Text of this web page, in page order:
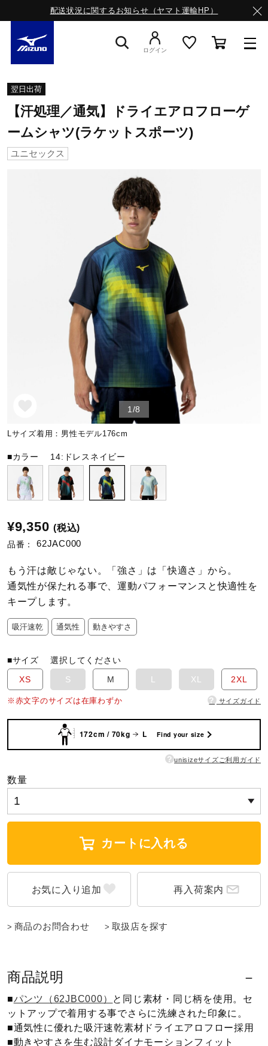
配送状況に関するお知らせ（ヤマト運輸HP）
ライフスタイルウエア
サッカー／フットサル
トレーニング
野球
ゴルフ
スイム
バレーボール
テニス／ソフトテニス
バドミントン
陸上競技
卓球
ソフトボール
柔道
ウィンタースポーツ
ライフスタイルグッズ
アウトドア／レイン
ログイン
翌日出荷
【汗処理／通気】ドライエアロフローゲ
ームシャツ(ラケットスポーツ)
ユニセックス
1/8
Lサイズ着用：男性モデル176cm
■カラー 14:ドレスネイビー
¥9,350 (税込)
品番： 62JAC000
もう汗は敵じゃない。「強さ」は「快適さ」から。
通気性が保たれる事で、運動パフォーマンスと快適性を
キープします。
吸汗速乾 通気性 動きやすさ
■サイズ選択してください
XS
S M L XL 2XL
※赤文字のサイズは在庫わずか ? サイズガイド
172cm / 70kg L Find your size
? unisizeサイズご利用ガイド
数量
カートに入れる
再入荷案内
商品のお問合わせ 取扱店を探す
商品説明
■パンツ（62JBC000） と同じ素材・同じ柄を使用。セ
ットアップで着用する事でさらに洗練された印象に。
■通気性に優れた吸汗速乾素材ドライエアロフロー採用
■動きやすさを生む設計ダイナモーションフィット